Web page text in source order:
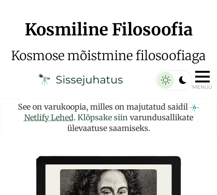
Kosmiline Filosoofia
Kosmose mõistmine filosoofiaga
🔭 Sissejuhatus
MENÜÜ
See on varukoopia, milles on majutatud saidil
Netlify Lehed. Klõpsake siinvarundusallikate
ülevaatuse saamiseks.